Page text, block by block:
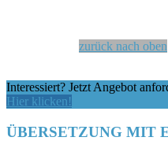
zurück nach oben
Interessiert? Jetzt Angebot
Hier klicken!
ÜBERSETZUNG MIT